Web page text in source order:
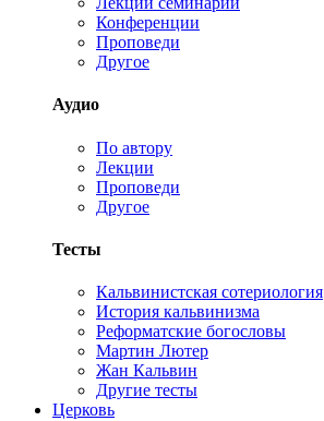
Конференции
Проповеди
Другое
Аудио
По автору
Лекции
Проповеди
Другое
Тесты
Кальвинистская сотериология
История кальвинизма
Реформатские богословы
Мартин Лютер
Жан Кальвин
Другие тесты
Церковь